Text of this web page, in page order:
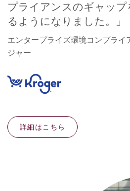
プライアンスのギャップ
るようになりました。」
エンタープライズ環境コンプライ
ジャー
詳細はこちら